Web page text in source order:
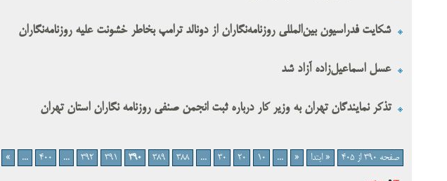
شکایت فدراسیون بین‌المللی روزنامه‌نگاران از دونالد ترامپ بخاطر خشونت علیه روزنامه‌نگاران
عسل اسماعیل‌زاده آزاد شد
تذکر نمایندگان تهران به وزیر کار درباره ثبت انجمن صنفی روزنامه نگاران استان تهران
صفحه 390 از 405 « ابتدا «
...
10
20
30
...
388
389
390
391
392
...
400
...
»